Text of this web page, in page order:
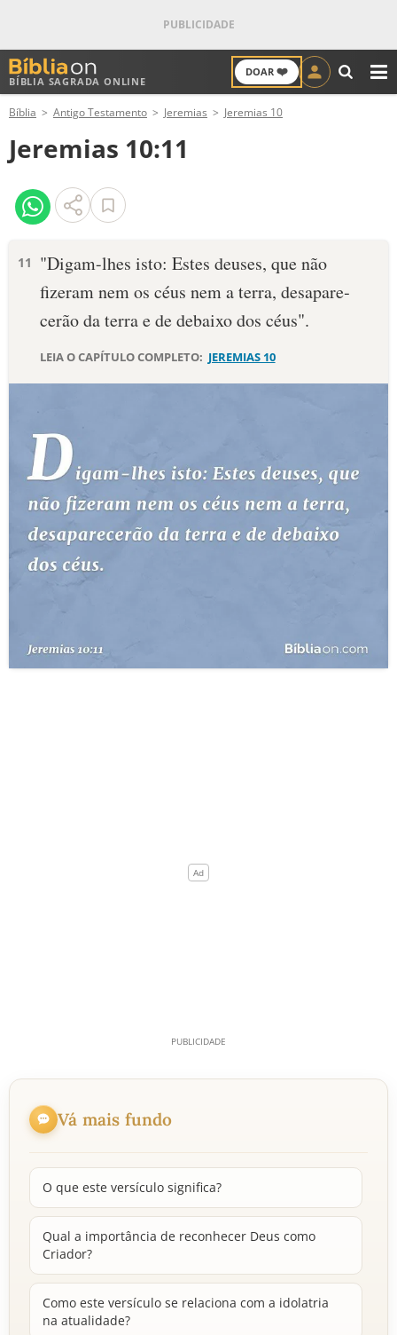
BÍBLIA SAGRADA ONLINE
DOAR ❤️
ANTIGO TESTAMENTO
NOVO TESTAMENTO
VERSÍCULOS
PALAVRA DO DIA
DEVOCIONAL DIÁRIO
10 MANDAMENTOS
ESTUDOS BÍBLICOS
ESBOÇOS DE PREGAÇÃO
TEMAS
TERMO BÍBLICO
Bíblia Antigo Testamento Jeremias Jeremias 10
Jeremias 10:11
11
"Digam-lhes isto: Estes deuses, que não
fizeram nem os céus nem a terra, desapare­
cerão da terra e de debaixo dos céus".
LEIA O CAPÍTULO COMPLETO: JEREMIAS 10
Vá mais fundo
O que este versículo significa?
Qual a importância de reconhecer Deus como
Criador?
Como este versículo se relaciona com a idolatria
na atualidade?